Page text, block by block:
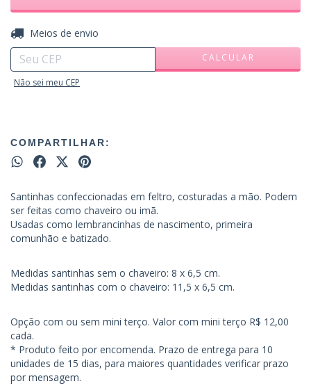
Entregas para o CEP:
Meios de envio
CALCULAR
Não sei meu CEP
COMPARTILHAR:
Santinhas confeccionadas em feltro, costuradas a mão. Podem
ser feitas como chaveiro ou imã.
Usadas como lembrancinhas de nascimento, primeira
comunhão e batizado.
Medidas santinhas sem o chaveiro: 8 x 6,5 cm.
Medidas santinhas com o chaveiro: 11,5 x 6,5 cm.
Opção com ou sem mini terço. Valor com mini terço R$ 12,00
cada.
* Produto feito por encomenda. Prazo de entrega para 10
unidades de 15 dias, para maiores quantidades verificar prazo
por mensagem.